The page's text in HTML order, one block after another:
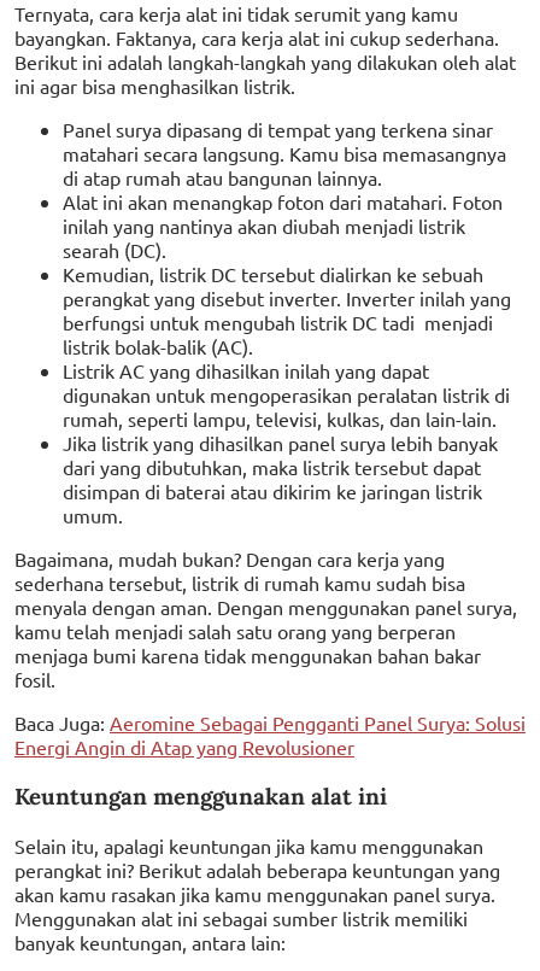
Ternyata, cara kerja alat ini tidak serumit yang kamu
bayangkan. Faktanya, cara kerja alat ini cukup sederhana.
Berikut ini adalah langkah-langkah yang dilakukan oleh alat
ini agar bisa menghasilkan listrik.
Panel surya dipasang di tempat yang terkena sinar
matahari secara langsung. Kamu bisa memasangnya
di atap rumah atau bangunan lainnya.
Alat ini akan menangkap foton dari matahari. Foton
inilah yang nantinya akan diubah menjadi listrik
searah (DC).
Kemudian, listrik DC tersebut dialirkan ke sebuah
perangkat yang disebut inverter. Inverter inilah yang
berfungsi untuk mengubah listrik DC tadi menjadi
listrik bolak-balik (AC).
Listrik AC yang dihasilkan inilah yang dapat
digunakan untuk mengoperasikan peralatan listrik di
rumah, seperti lampu, televisi, kulkas, dan lain-lain.
Jika listrik yang dihasilkan panel surya lebih banyak
dari yang dibutuhkan, maka listrik tersebut dapat
disimpan di baterai atau dikirim ke jaringan listrik
umum.
Bagaimana, mudah bukan? Dengan cara kerja yang
sederhana tersebut, listrik di rumah kamu sudah bisa
menyala dengan aman. Dengan menggunakan panel surya,
kamu telah menjadi salah satu orang yang berperan
menjaga bumi karena tidak menggunakan bahan bakar
fosil.
Baca Juga: Aeromine Sebagai Pengganti Panel Surya: Solusi
Energi Angin di Atap yang Revolusioner
Keuntungan menggunakan alat ini
Selain itu, apalagi keuntungan jika kamu menggunakan
perangkat ini? Berikut adalah beberapa keuntungan yang
akan kamu rasakan jika kamu menggunakan panel surya.
Menggunakan alat ini sebagai sumber listrik memiliki
banyak keuntungan, antara lain: